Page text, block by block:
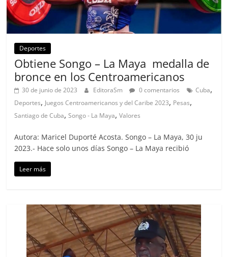
Deportes
Obtiene Songo – La Maya medalla de
bronce en los Centroamericanos
30 de junio de 2023 EditoraSm 0 comentarios Cuba,
Deportes, Juegos Centroamericanos y del Caribe 2023, Pesas,
Santiago de Cuba,Songo - La Maya,Valores
Autora: Maricel Duporté Acosta. Songo – La Maya, 30 ju
2023.- Hace solo unos días Songo – La Maya recibió
Leer más